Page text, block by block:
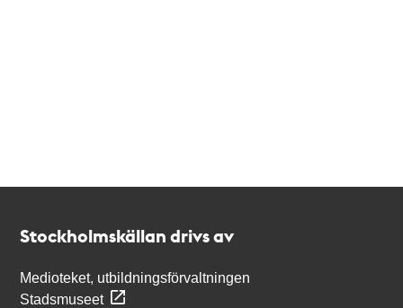
Stockholmskällan drivs av
Medioteket, utbildningsförvaltningen
Stadsmuseet